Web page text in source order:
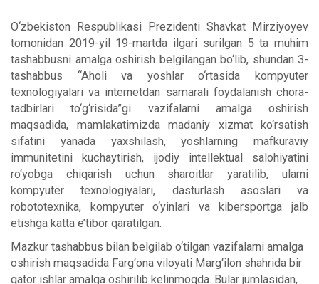
O‘zbekiston Respublikasi Prezidenti Shavkat Mirziyoyev
tomonidan 2019-yil 19-martda ilgari surilgan 5 ta muhim
tashabbusni amalga oshirish belgilangan bo‘lib, shundan 3-
tashabbus “Aholi va yoshlar o‘rtasida kompyuter
texnologiyalari va internetdan samarali foydalanish chora-
tadbirlari to‘g‘risida”gi vazifalarni amalga oshirish
maqsadida, mamlakatimizda madaniy xizmat ko‘rsatish
sifatini yanada yaxshilash, yoshlarning mafkuraviy
immunitetini kuchaytirish, ijodiy intellektual salohiyatini
ro‘yobga chiqarish uchun sharoitlar yaratilib, ularni
kompyuter texnologiyalari, dasturlash asoslari va
robototexnika, kompyuter o‘yinlari va kibersportga jalb
etishga katta e’tibor qaratilgan.
Mazkur tashabbus bilan belgilab o‘tilgan vazifalarni amalga
oshirish maqsadida Farg‘ona viloyati Marg‘ilon shahrida bir
qator ishlar amalga oshirilib kelinmoqda. Bular jumlasidan,